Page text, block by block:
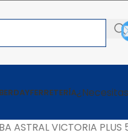
FERRETERÍA
ASTRAL VICTORIA PLUS